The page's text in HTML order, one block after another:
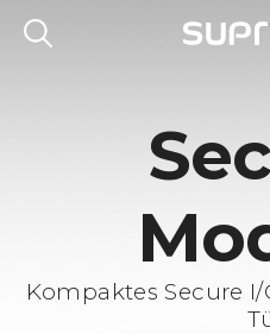
Kompaktes Secure